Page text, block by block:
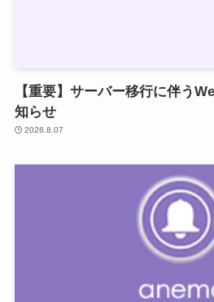
【重要】サーバー移行に伴う
知らせ
2026.8.07